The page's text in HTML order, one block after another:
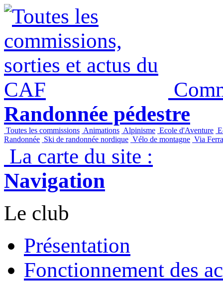
Randonnée pédestre
Toutes les commissions Animations Alpinisme Ecole d'Aventure
Randonnée Ski de randonnée nordique Vélo de montagne Via
La carte du site :
Navigation
Le club
Présentation
Fonctionnement des